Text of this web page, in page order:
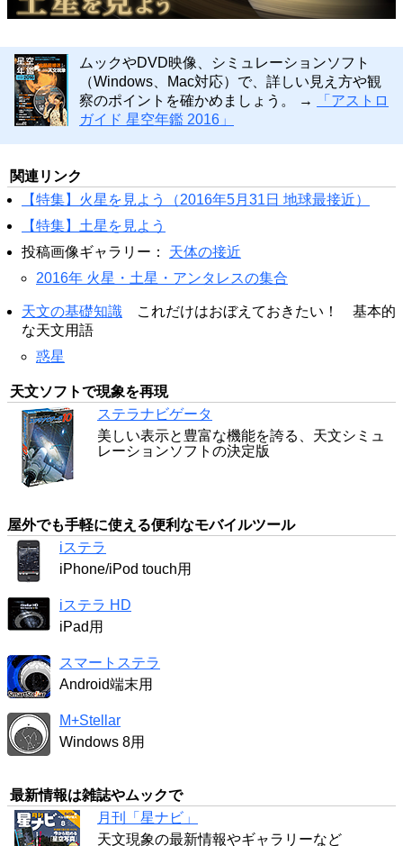
ムックやDVD映像、シミュレーションソフト
（Windows、Mac対応）で、詳しい見え方や観
察のポイントを確かめましょう。 →
「アストロ
ガイド 星空年鑑 2016」
関連リンク
【特集】火星を見よう（2016年5月31日 地球最接近）
【特集】土星を見よう
投稿画像ギャラリー： 天体の接近
2016年 火星・土星・アンタレスの集合
天文の基礎知識 これだけはおぼえておきたい！ 基本的
な天文用語
惑星
天文ソフトで現象を再現
ステラナビゲータ
美しい表示と豊富な機能を誇る、天文シミュ
レーションソフトの決定版
屋外でも手軽に使える便利なモバイルツール
iステラ
iPhone/iPod touch用
iステラ HD
iPad用
スマートステラ
Android端末用
M+Stellar
Windows 8用
最新情報は雑誌やムックで
月刊「星ナビ」
天文現象の最新情報やギャラリーなど